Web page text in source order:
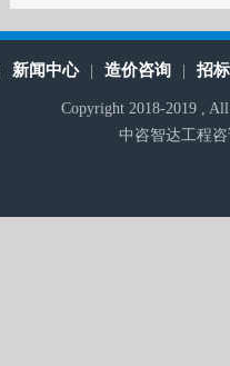
新闻中心 造价咨询 招
Copyright 2018-2019 ,
中咨智达工程